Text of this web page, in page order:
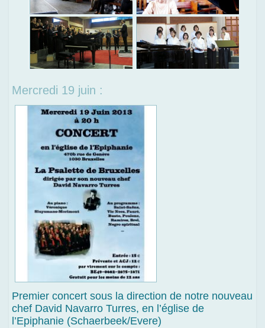
Mercredi 19 juin :
Premier concert sous la direction de notre nouveau
chef David Navarro Turres, en l’église de
l’Epiphanie (Schaerbeek/Evere)